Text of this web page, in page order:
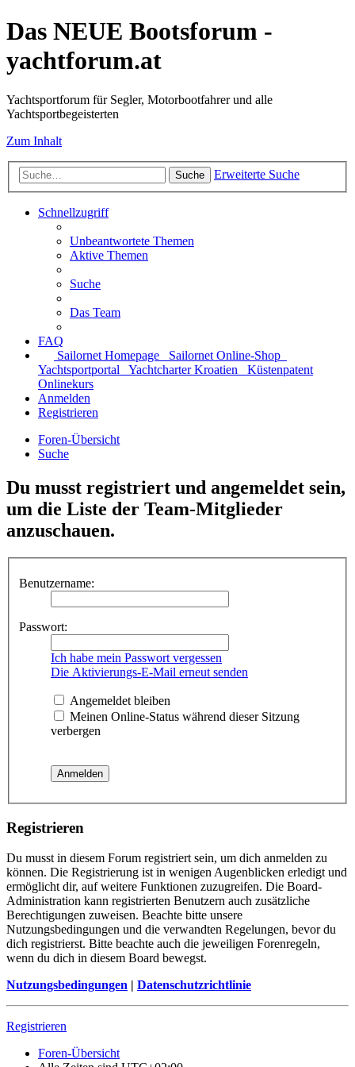
Das NEUE Bootsforum -
yachtforum.at
Yachtsportforum für Segler, Motorbootfahrer und alle
Yachtsportbegeisterten
Zum Inhalt
Suche Erweiterte Suche
Schnellzugriff
Unbeantwortete Themen
Aktive Themen
Suche
Das Team
FAQ
Sailornet Homepage
Sailornet Online-Shop
Yachtsportportal
Yachtcharter Kroatien
Küstenpatent
Onlinekurs
Anmelden
Registrieren
Foren-Übersicht
Suche
Du musst registriert und angemeldet sein,
um die Liste der Team-Mitglieder
anzuschauen.
Benutzername:
Passwort:
Ich habe mein Passwort vergessen
Die Aktivierungs-E-Mail erneut senden
Angemeldet bleiben
Meinen Online-Status während dieser Sitzung
verbergen
Registrieren
Du musst in diesem Forum registriert sein, um dich anmelden zu
können. Die Registrierung ist in wenigen Augenblicken erledigt und
ermöglicht dir, auf weitere Funktionen zuzugreifen. Die Board-
Administration kann registrierten Benutzern auch zusätzliche
Berechtigungen zuweisen. Beachte bitte unsere
Nutzungsbedingungen und die verwandten Regelungen, bevor du
dich registrierst. Bitte beachte auch die jeweiligen Forenregeln,
wenn du dich in diesem Board bewegst.
Nutzungsbedingungen | Datenschutzrichtlinie
Registrieren
Foren-Übersicht